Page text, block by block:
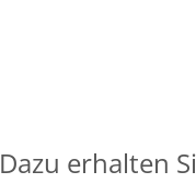
Dazu erhalten